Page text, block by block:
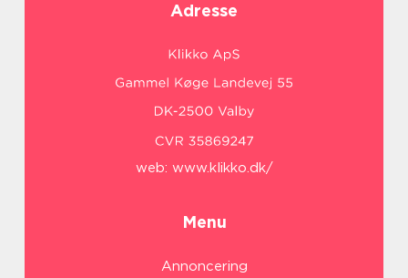
Adresse
web: www.klikko.dk/
Menu
Annoncering